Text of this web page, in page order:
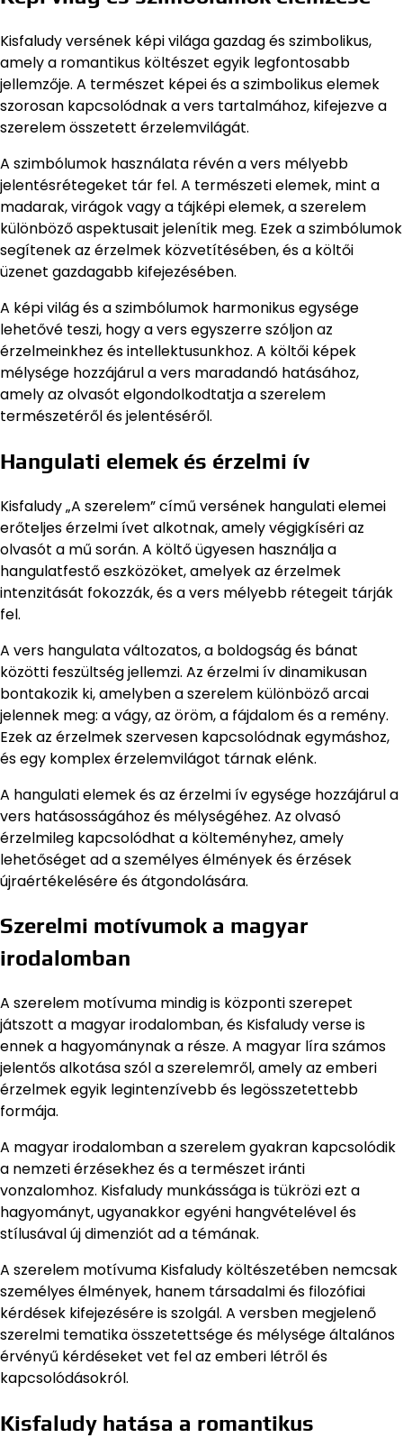
Kisfaludy versének képi világa gazdag és szimbolikus,
amely a romantikus költészet egyik legfontosabb
jellemzője. A természet képei és a szimbolikus elemek
szorosan kapcsolódnak a vers tartalmához, kifejezve a
szerelem összetett érzelemvilágát.
A szimbólumok használata révén a vers mélyebb
jelentésrétegeket tár fel. A természeti elemek, mint a
madarak, virágok vagy a tájképi elemek, a szerelem
különböző aspektusait jelenítik meg. Ezek a szimbólumok
segítenek az érzelmek közvetítésében, és a költői
üzenet gazdagabb kifejezésében.
A képi világ és a szimbólumok harmonikus egysége
lehetővé teszi, hogy a vers egyszerre szóljon az
érzelmeinkhez és intellektusunkhoz. A költői képek
mélysége hozzájárul a vers maradandó hatásához,
amely az olvasót elgondolkodtatja a szerelem
természetéről és jelentéséről.
Hangulati elemek és érzelmi ív
Kisfaludy „A szerelem” című versének hangulati elemei
erőteljes érzelmi ívet alkotnak, amely végigkíséri az
olvasót a mű során. A költő ügyesen használja a
hangulatfestő eszközöket, amelyek az érzelmek
intenzitását fokozzák, és a vers mélyebb rétegeit tárják
fel.
A vers hangulata változatos, a boldogság és bánat
közötti feszültség jellemzi. Az érzelmi ív dinamikusan
bontakozik ki, amelyben a szerelem különböző arcai
jelennek meg: a vágy, az öröm, a fájdalom és a remény.
Ezek az érzelmek szervesen kapcsolódnak egymáshoz,
és egy komplex érzelemvilágot tárnak elénk.
A hangulati elemek és az érzelmi ív egysége hozzájárul a
vers hatásosságához és mélységéhez. Az olvasó
érzelmileg kapcsolódhat a költeményhez, amely
lehetőséget ad a személyes élmények és érzések
újraértékelésére és átgondolására.
Szerelmi motívumok a magyar
irodalomban
A szerelem motívuma mindig is központi szerepet
játszott a magyar irodalomban, és Kisfaludy verse is
ennek a hagyománynak a része. A magyar líra számos
jelentős alkotása szól a szerelemről, amely az emberi
érzelmek egyik legintenzívebb és legösszetettebb
formája.
A magyar irodalomban a szerelem gyakran kapcsolódik
a nemzeti érzésekhez és a természet iránti
vonzalomhoz. Kisfaludy munkássága is tükrözi ezt a
hagyományt, ugyanakkor egyéni hangvételével és
stílusával új dimenziót ad a témának.
A szerelem motívuma Kisfaludy költészetében nemcsak
személyes élmények, hanem társadalmi és filozófiai
kérdések kifejezésére is szolgál. A versben megjelenő
szerelmi tematika összetettsége és mélysége általános
érvényű kérdéseket vet fel az emberi létről és
kapcsolódásokról.
Kisfaludy hatása a romantikus